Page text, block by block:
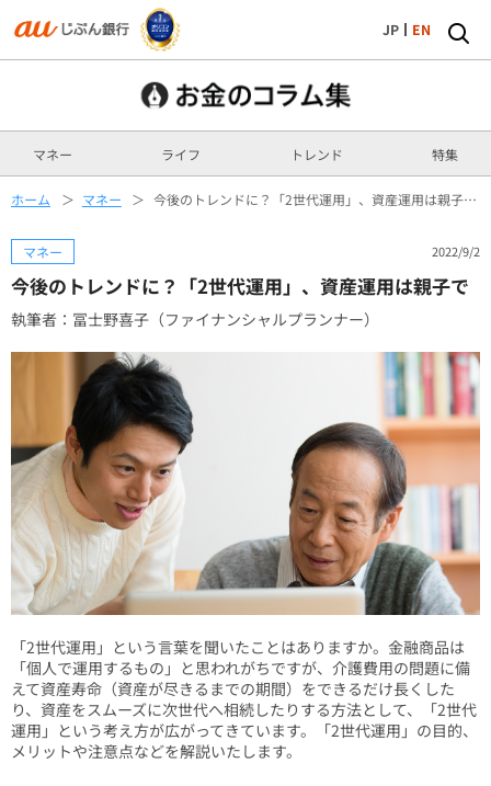
JP EN
マネー ライフ トレンド 特集
ホーム マネー 今後のトレンドに？「2世代運用」、資産運用は親子で
マネー 2022/9/2
今後のトレンドに？「2世代運用」、資産運用は親子で
執筆者：冨士野喜子（ファイナンシャルプランナー）
「2世代運用」という言葉を聞いたことはありますか。金融商品は
「個人で運用するもの」と思われがちですが、介護費用の問題に備
えて資産寿命（資産が尽きるまでの期間）をできるだけ長くした
り、資産をスムーズに次世代へ相続したりする方法として、「2世代
運用」という考え方が広がってきています。「2世代運用」の目的、
メリットや注意点などを解説いたします。